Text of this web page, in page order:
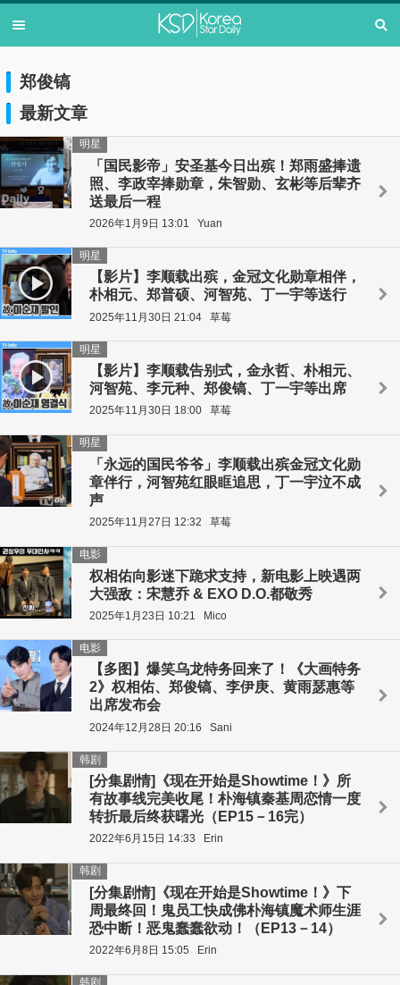
郑俊镐
最新文章
「国民影帝」安圣基今日出殡！郑雨盛捧遗
照、李政宰捧勋章，朱智勋、玄彬等后辈齐
送最后一程
明星
2026年1月9日 13:01 Yuan
【影片】李顺载出殡，金冠文化勋章相伴，
朴相元、郑普硕、河智苑、丁一宇等送行
明星
2025年11月30日 21:04 草莓
【影片】李顺载告别式，金永哲、朴相元、
河智苑、李元种、郑俊镐、丁一宇等出席
明星
2025年11月30日 18:00 草莓
「永远的国民爷爷」李顺载出殡金冠文化勋
章伴行，河智苑红眼眶追思，丁一宇泣不成
声
明星
2025年11月27日 12:32 草莓
权相佑向影迷下跪求支持，新电影上映遇两
大强敌：宋慧乔 & EXO D.O.都敬秀
电影
2025年1月23日 10:21 Mico
【多图】爆笑乌龙特务回来了！《大画特务
2》权相佑、郑俊镐、李伊庚、黄雨瑟惠等
出席发布会
电影
2024年12月28日 20:16 Sani
[分集剧情]《现在开始是Showtime！》所
有故事线完美收尾！朴海镇秦基周恋情一度
转折最后终获曙光（EP15－16完）
韩剧
2022年6月15日 14:33 Erin
[分集剧情]《现在开始是Showtime！》下
周最终回！鬼员工快成佛朴海镇魔术师生涯
恐中断！恶鬼蠢蠢欲动！（EP13－14）
韩剧
2022年6月8日 15:05 Erin
韩剧